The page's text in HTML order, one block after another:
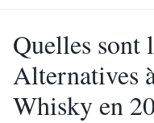
Quelles sont
Alternatives
Whisky en